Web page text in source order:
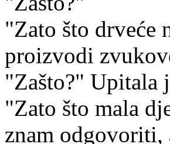
"Zato što drveće
proizvodi
"Zašto?" Upitala
"Zato što mala
znam odgovoriti,